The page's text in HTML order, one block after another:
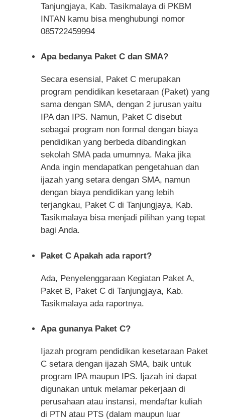
Tanjungjaya, Kab. Tasikmalaya di PKBM
INTAN kamu bisa menghubungi nomor
085722459994
Apa bedanya Paket C dan SMA?
Secara esensial, Paket C merupakan
program pendidikan kesetaraan (Paket) yang
sama dengan SMA, dengan 2 jurusan yaitu
IPA dan IPS. Namun, Paket C disebut
sebagai program non formal dengan biaya
pendidikan yang berbeda dibandingkan
sekolah SMA pada umumnya. Maka jika
Anda ingin mendapatkan pengetahuan dan
ijazah yang setara dengan SMA, namun
dengan biaya pendidikan yang lebih
terjangkau, Paket C di Tanjungjaya, Kab.
Tasikmalaya bisa menjadi pilihan yang tepat
bagi Anda.
Paket C Apakah ada raport?
Ada, Penyelenggaraan Kegiatan Paket A,
Paket B, Paket C di Tanjungjaya, Kab.
Tasikmalaya ada raportnya.
Apa gunanya Paket C?
Ijazah program pendidikan kesetaraan Paket
C setara dengan ijazah SMA, baik untuk
program IPA maupun IPS. Ijazah ini dapat
digunakan untuk melamar pekerjaan di
perusahaan atau instansi, mendaftar kuliah
di PTN atau PTS (dalam maupun luar